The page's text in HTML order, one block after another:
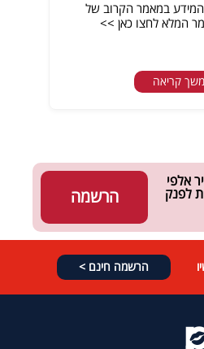
המידע במאמר הקרוב של
המלא לחצו כאן >>
קריאה
הרשמה
אלפי
לפנק
הרשמה חינם >